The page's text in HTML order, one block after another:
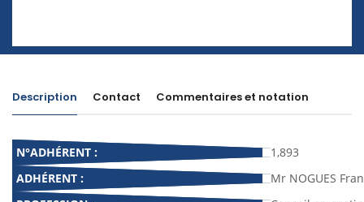
Description Contact Commentaires et notation
N°ADHÉRENT :
1,893
ADHÉRENT :
Mr NOGUES